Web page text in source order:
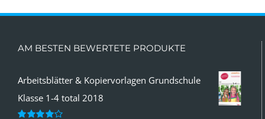
AM BESTEN BEWERTETE PRODUKTE
Arbeitsblätter & Kopiervorlagen Grundschule
Klasse 1-4 total 2018